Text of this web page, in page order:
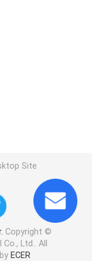
Site
Copyright ©
Ltd.. All
byECER